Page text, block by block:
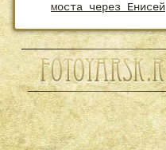
моста через Енисей